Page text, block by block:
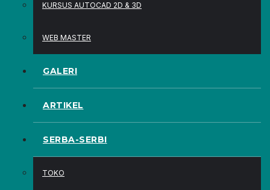
KURSUS AUTOCAD 2D & 3D
WEB MASTER
GALERI
ARTIKEL
SERBA-SERBI
TOKO